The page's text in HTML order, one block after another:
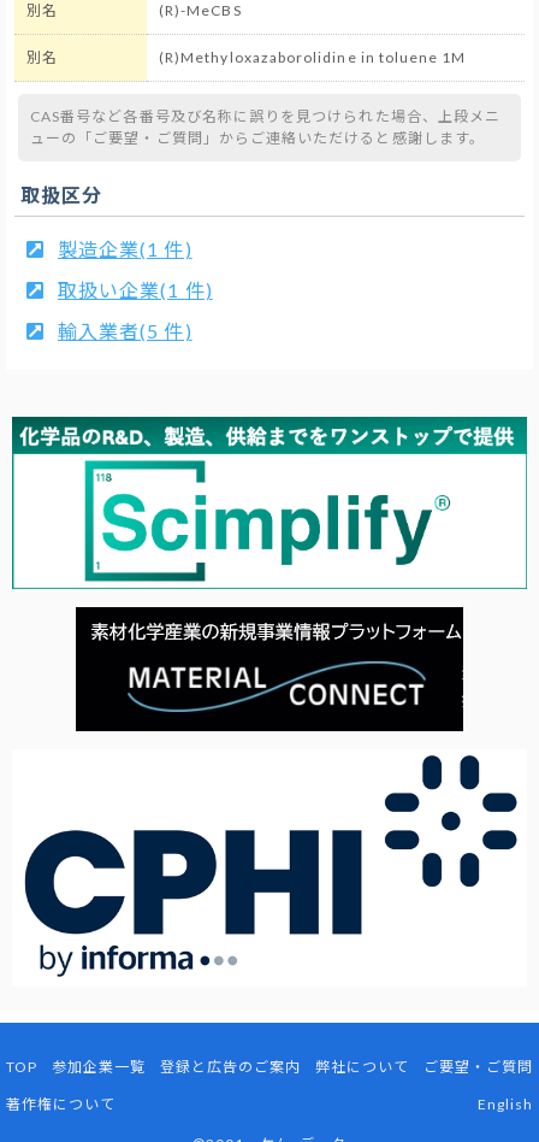
別名 (R)-MeCBS
別名 (R)Methyloxazaborolidine in toluene 1M
CAS番号など各番号及び名称に誤りを見つけられた場合、上段メニ
ューの「ご要望・ご質問」からご連絡いただけると感謝します。
取扱区分
製造企業(1 件)
取扱い企業(1 件)
輸入業者(5 件)
TOP 参加企業一覧 登録と広告のご案内 弊社について ご要望・ご質問
著作権について English